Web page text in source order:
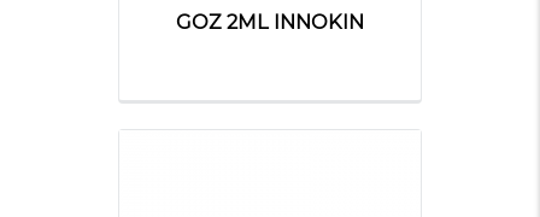
GOZ 2ML INNOKIN